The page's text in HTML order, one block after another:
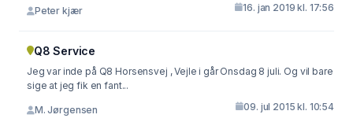
Peter kjær 16. jan 2019 kl. 17:56
Q8 Service
Jeg var inde på Q8 Horsensvej , Vejle i går Onsdag 8 juli. Og vil bare
sige at jeg fik en fant...
M. Jørgensen 09. jul 2015 kl. 10:54